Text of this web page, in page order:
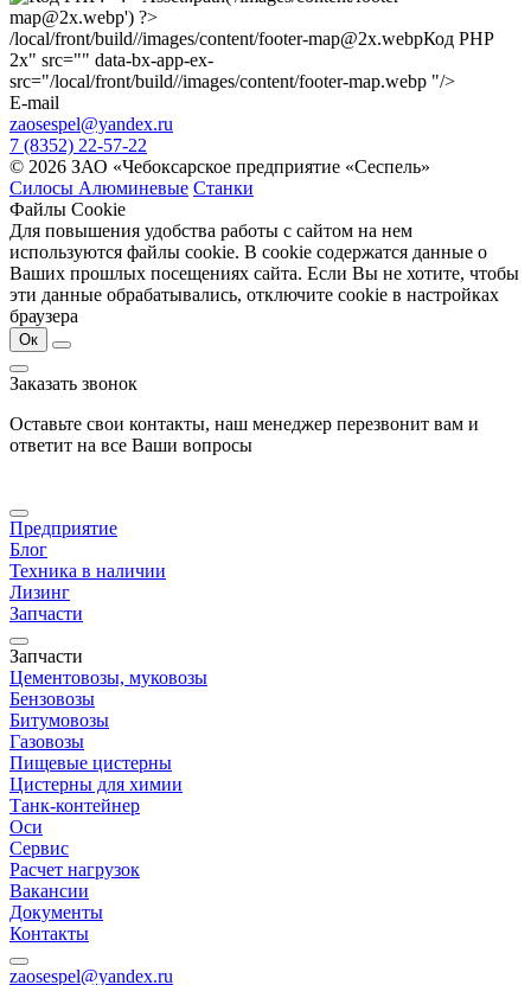
/local/front/build//images/content/footer-map@2x.webpКод PHP
2x" src="" data-bx-app-ex-
src="/local/front/build//images/content/footer-map.webp "/>
E-mail
zaosespel@yandex.ru
7 (8352) 22-57-22
© 2026 ЗАО «Чебоксарское предприятие «Сеспель»
Силосы Алюминевые Станки
Файлы Cookie
Для повышения удобства работы с сайтом на нем
используются файлы cookie. В cookie содержатся данные о
Ваших прошлых посещениях сайта. Если Вы не хотите, чтобы
эти данные обрабатывались, отключите cookie в настройках
браузера
Ок
Заказать звонок
Оставьте свои контакты, наш менеджер перезвонит вам и
ответит на все Ваши вопросы
Предприятие
Блог
Техника в наличии
Лизинг
Запчасти
Запчасти
Цементовозы, муковозы
Бензовозы
Битумовозы
Газовозы
Пищевые цистерны
Цистерны для химии
Танк-контейнер
Оси
Сервис
Расчет нагрузок
Вакансии
Документы
Контакты
zaosespel@yandex.ru